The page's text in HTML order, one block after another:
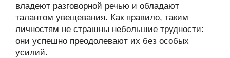
владеют разговорной речью и обладают
талантом увещевания. Как правило, таким
личностям не страшны небольшие трудности:
они успешно преодолевают их без особых
усилий.